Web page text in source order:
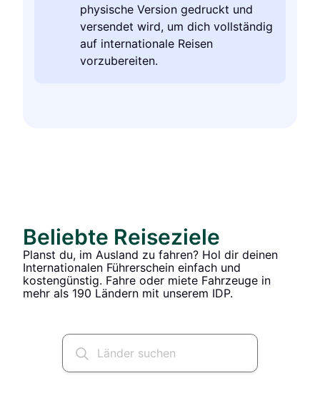
physische Version gedruckt und
versendet wird, um dich vollständig
auf internationale Reisen
vorzubereiten.
Beliebte Reiseziele
Planst du, im Ausland zu fahren? Hol dir deinen
Internationalen Führerschein einfach und
kostengünstig. Fahre oder miete Fahrzeuge in
mehr als 190 Ländern mit unserem IDP.